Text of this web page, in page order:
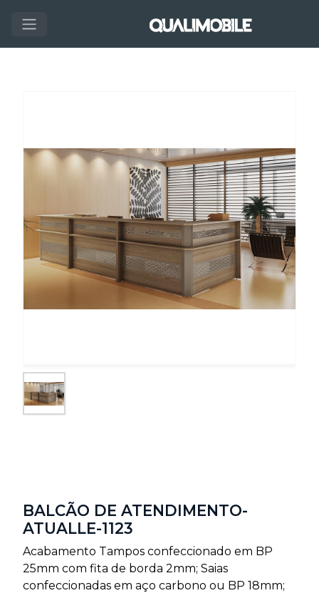
BALCÃO DE ATENDIMENTO-
ATUALLE-1123
Acabamento Tampos confeccionado em BP
25mm com fita de borda 2mm; Saias
confeccionadas em aço carbono ou BP 18mm;